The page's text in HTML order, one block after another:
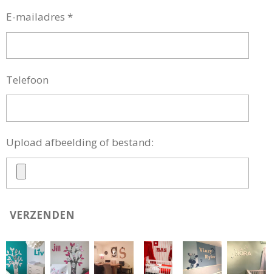
E-mailadres *
Telefoon
Upload afbeelding of bestand:
VERZENDEN